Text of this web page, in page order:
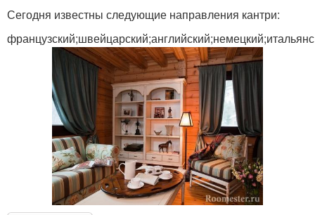
Сегодня известны следующие направления кантри: